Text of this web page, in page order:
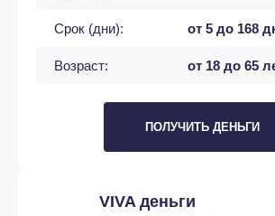
Срок (дни): от 5 до 168
Возраст: от 18 до 65
ПОЛУЧИТЬ ДЕНЬГИ
VIVA деньги